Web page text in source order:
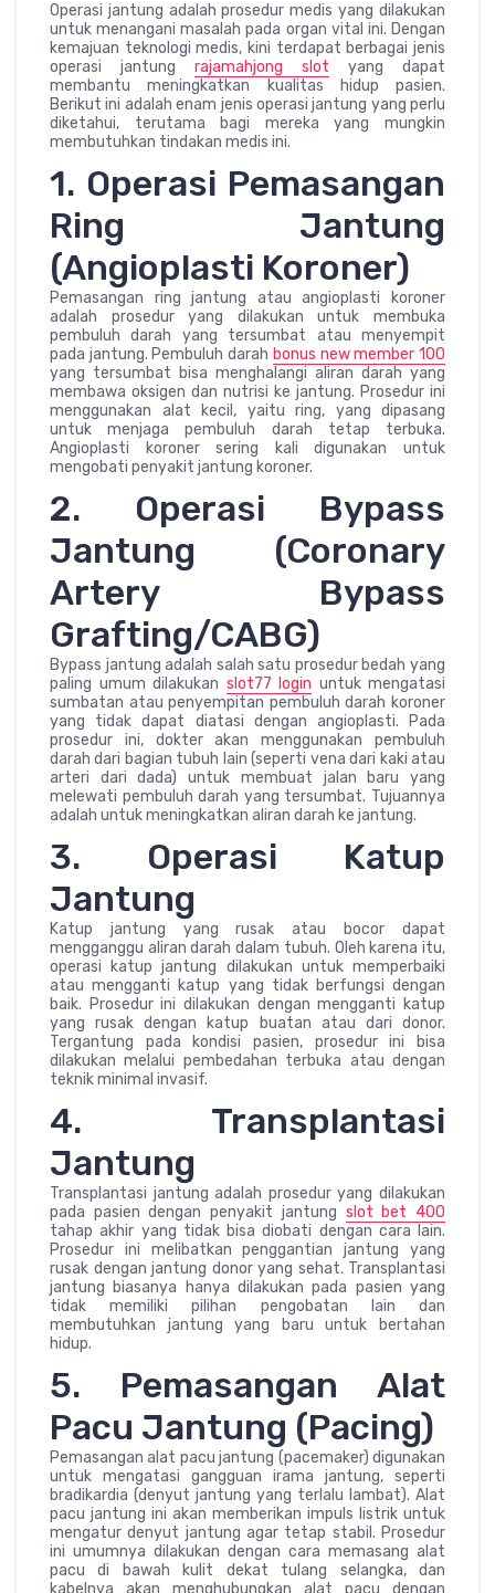
Operasi jantung adalah prosedur medis yang dilakukan
untuk menangani masalah pada organ vital ini. Dengan
kemajuan teknologi medis, kini terdapat berbagai jenis
operasi jantung rajamahjong slot yang dapat
membantu meningkatkan kualitas hidup pasien.
Berikut ini adalah enam jenis operasi jantung yang perlu
diketahui, terutama bagi mereka yang mungkin
membutuhkan tindakan medis ini.
1. Operasi Pemasangan
Ring Jantung
(Angioplasti Koroner)
Pemasangan ring jantung atau angioplasti koroner
adalah prosedur yang dilakukan untuk membuka
pembuluh darah yang tersumbat atau menyempit
pada jantung. Pembuluh darah bonus new member 100
yang tersumbat bisa menghalangi aliran darah yang
membawa oksigen dan nutrisi ke jantung. Prosedur ini
menggunakan alat kecil, yaitu ring, yang dipasang
untuk menjaga pembuluh darah tetap terbuka.
Angioplasti koroner sering kali digunakan untuk
mengobati penyakit jantung koroner.
2. Operasi Bypass
Jantung (Coronary
Artery Bypass
Grafting/CABG)
Bypass jantung adalah salah satu prosedur bedah yang
paling umum dilakukan slot77 login untuk mengatasi
sumbatan atau penyempitan pembuluh darah koroner
yang tidak dapat diatasi dengan angioplasti. Pada
prosedur ini, dokter akan menggunakan pembuluh
darah dari bagian tubuh lain (seperti vena dari kaki atau
arteri dari dada) untuk membuat jalan baru yang
melewati pembuluh darah yang tersumbat. Tujuannya
adalah untuk meningkatkan aliran darah ke jantung.
3. Operasi Katup
Jantung
Katup jantung yang rusak atau bocor dapat
mengganggu aliran darah dalam tubuh. Oleh karena itu,
operasi katup jantung dilakukan untuk memperbaiki
atau mengganti katup yang tidak berfungsi dengan
baik. Prosedur ini dilakukan dengan mengganti katup
yang rusak dengan katup buatan atau dari donor.
Tergantung pada kondisi pasien, prosedur ini bisa
dilakukan melalui pembedahan terbuka atau dengan
teknik minimal invasif.
4. Transplantasi
Jantung
Transplantasi jantung adalah prosedur yang dilakukan
pada pasien dengan penyakit jantung slot bet 400
tahap akhir yang tidak bisa diobati dengan cara lain.
Prosedur ini melibatkan penggantian jantung yang
rusak dengan jantung donor yang sehat. Transplantasi
jantung biasanya hanya dilakukan pada pasien yang
tidak memiliki pilihan pengobatan lain dan
membutuhkan jantung yang baru untuk bertahan
hidup.
5. Pemasangan Alat
Pacu Jantung (Pacing)
Pemasangan alat pacu jantung (pacemaker) digunakan
untuk mengatasi gangguan irama jantung, seperti
bradikardia (denyut jantung yang terlalu lambat). Alat
pacu jantung ini akan memberikan impuls listrik untuk
mengatur denyut jantung agar tetap stabil. Prosedur
ini umumnya dilakukan dengan cara memasang alat
pacu di bawah kulit dekat tulang selangka, dan
kabelnya akan menghubungkan alat pacu dengan